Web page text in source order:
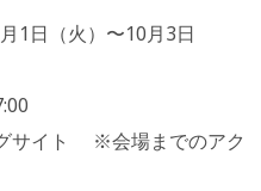
（火）〜10月3日
ト ※会場までのアク